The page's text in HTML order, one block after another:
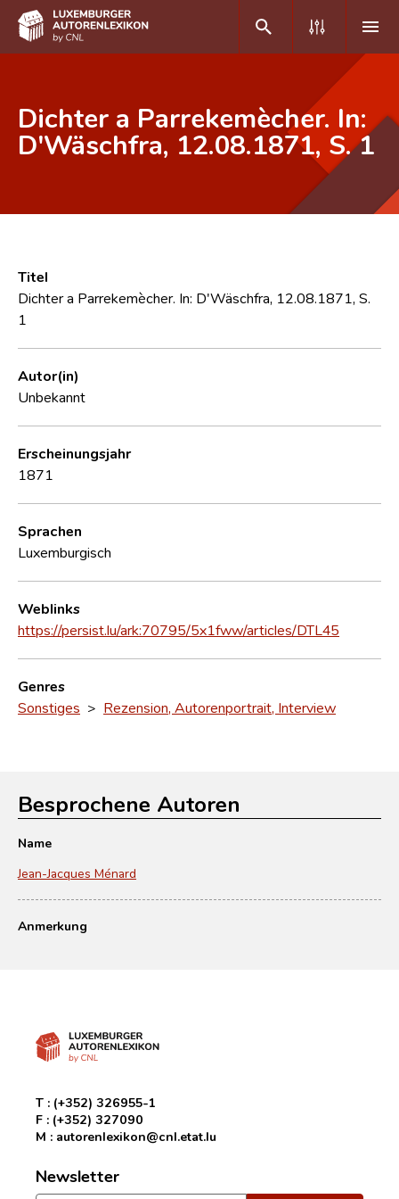
DE
Häufige Fragen und Antworten
CNL
Forschungsgruppe
Kontakt
Dichter a Parrekemècher. In:
D'Wäschfra, 12.08.1871, S. 1
Titel
Dichter a Parrekemècher. In: D'Wäschfra, 12.08.1871, S.
1
Autor(in)
Unbekannt
Erscheinungsjahr
1871
Sprachen
Luxemburgisch
Weblinks
https://persist.lu/ark:70795/5x1fww/articles/DTL45
Genres
Sonstiges > Rezension, Autorenportrait, Interview
Besprochene Autoren
Name
Jean-Jacques Ménard
Anmerkung
T : (+352) 326955-1
F : (+352) 327090
M : autorenlexikon@cnl.etat.lu
Newsletter